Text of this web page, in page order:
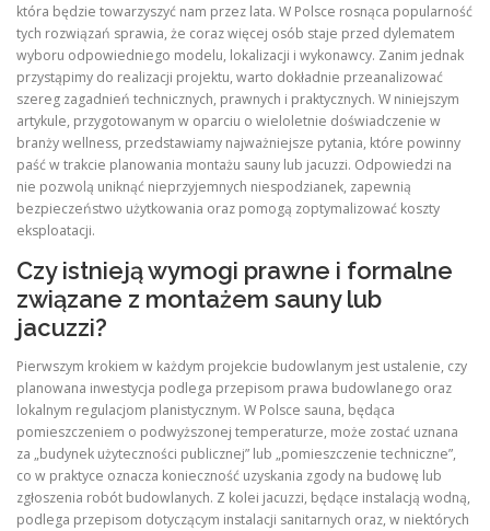
która będzie towarzyszyć nam przez lata. W Polsce rosnąca popularność
tych rozwiązań sprawia, że coraz więcej osób staje przed dylematem
wyboru odpowiedniego modelu, lokalizacji i wykonawcy. Zanim jednak
przystąpimy do realizacji projektu, warto dokładnie przeanalizować
szereg zagadnień technicznych, prawnych i praktycznych. W niniejszym
artykule, przygotowanym w oparciu o wieloletnie doświadczenie w
branży wellness, przedstawiamy najważniejsze pytania, które powinny
paść w trakcie planowania montażu sauny lub jacuzzi. Odpowiedzi na
nie pozwolą uniknąć nieprzyjemnych niespodzianek, zapewnią
bezpieczeństwo użytkowania oraz pomogą zoptymalizować koszty
eksploatacji.
Czy istnieją wymogi prawne i formalne
związane z montażem sauny lub
jacuzzi?
Pierwszym krokiem w każdym projekcie budowlanym jest ustalenie, czy
planowana inwestycja podlega przepisom prawa budowlanego oraz
lokalnym regulacjom planistycznym. W Polsce sauna, będąca
pomieszczeniem o podwyższonej temperaturze, może zostać uznana
za „budynek użyteczności publicznej” lub „pomieszczenie techniczne”,
co w praktyce oznacza konieczność uzyskania zgody na budowę lub
zgłoszenia robót budowlanych. Z kolei jacuzzi, będące instalacją wodną,
podlega przepisom dotyczącym instalacji sanitarnych oraz, w niektórych